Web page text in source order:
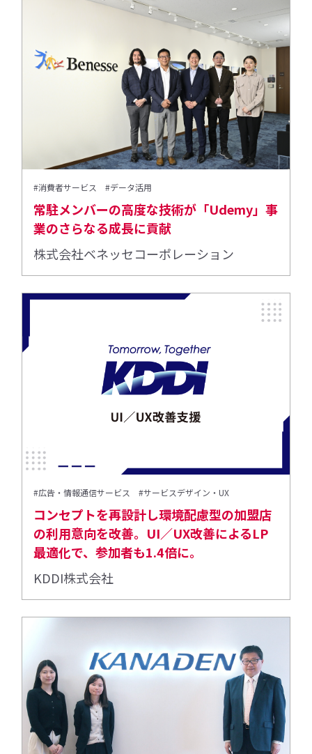
#消費者サービス #データ活用
常駐メンバーの高度な技術が「Udemy」事
業のさらなる成長に貢献
株式会社ベネッセコーポレーション
#広告・情報通信サービス #サービスデザイン・UX
コンセプトを再設計し環境配慮型の加盟店
の利用意向を改善。UI／UX改善によるLP
最適化で、参加者も1.4倍に。
KDDI株式会社